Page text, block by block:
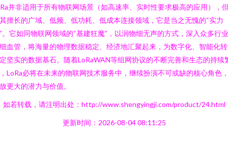
并非适用于所有物联网场景（如高速率、实时性要求极高的应用），
擅长的广域、低频、低功耗、低成本连接领域，它是当之无愧的“实力
。它如同物联网领域的“基建狂魔”，以润物细无声的方式，深入众多行
血管，将海量的物理数据稳定、经济地汇聚起来，为数字化、智能化
坚实的数据基石。随着LoRaWAN等组网协议的不断完善和生态的持续
LoRa必将在未来的物联网技术服务中，继续扮演不可或缺的核心角色
更大的潜力与价值。
如若转载，请注明出处：http://www.shengyingji.com/product/24.html
更新时间：2026-08-04 08:11:25